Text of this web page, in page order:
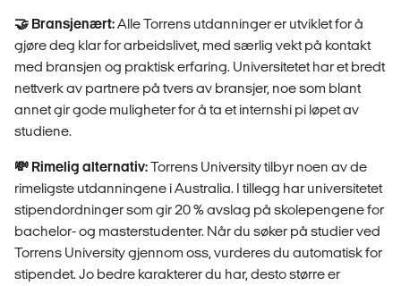
🤝 Bransjenært:Alle Torrens utdanninger er utviklet for å
gjøre deg klar for arbeidslivet, med særlig vekt på kontakt
med bransjen og praktisk erfaring. Universitetet har et bredt
nettverk av partnere på tvers av bransjer, noe som blant
annet gir gode muligheter for å ta et internshi pi løpet av
studiene.
💸 Rimelig alternativ:Torrens University tilbyr noen av de
rimeligste utdanningene i Australia. I tillegg har universitetet
stipendordninger som gir 20 % avslag på skolepengene for
bachelor- og masterstudenter. Når du søker på studier ved
Torrens University gjennom oss, vurderes du automatisk for
stipendet. Jo bedre karakterer du har, desto større er